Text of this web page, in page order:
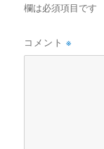
欄は必須項目です
コメント※